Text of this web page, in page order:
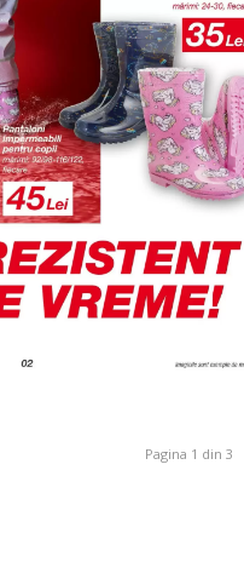
Pagina 1 din 3